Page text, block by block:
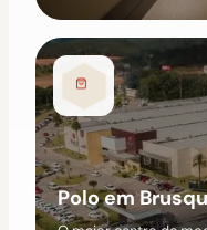
Polo em